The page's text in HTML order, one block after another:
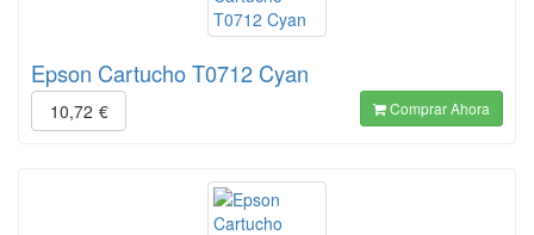
Epson Cartucho T0712 Cyan
10,72 € Comprar Ahora